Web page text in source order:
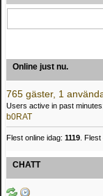
Online just nu.
765 gäster, 1
Users active in past minutes:
b0RAT
Flest online idag: 1119 .
CHATT